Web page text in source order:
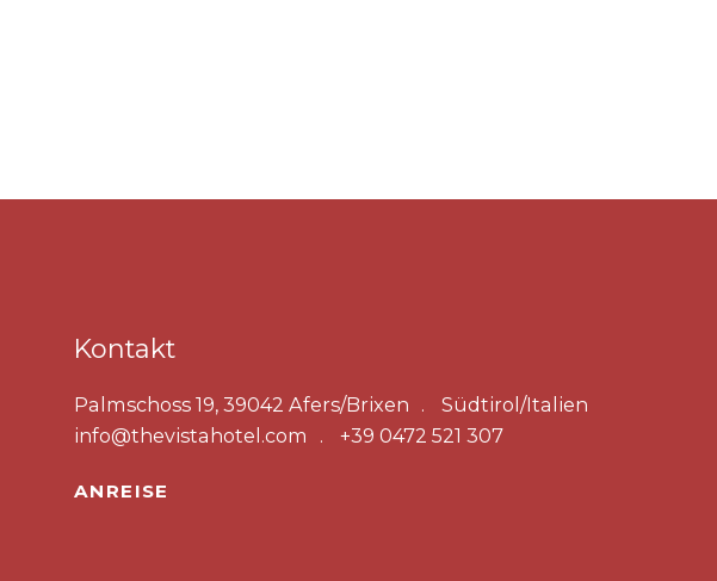
Kontakt
Palmschoss 19, 39042 Afers/Brixen
Südtirol/Italien
info@thevistahotel.com
+39 0472 521 307
ANREISE